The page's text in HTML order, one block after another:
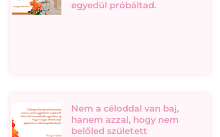
egyedül próbáltad.
Nem a céloddal van baj,
hanem azzal, hogy nem
belőled született